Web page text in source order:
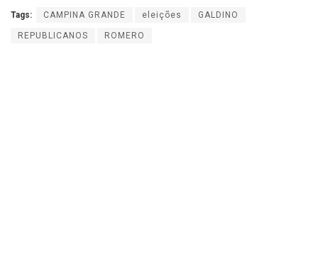
Tags: CAMPINA GRANDE eleições GALDINO
REPUBLICANOS ROMERO